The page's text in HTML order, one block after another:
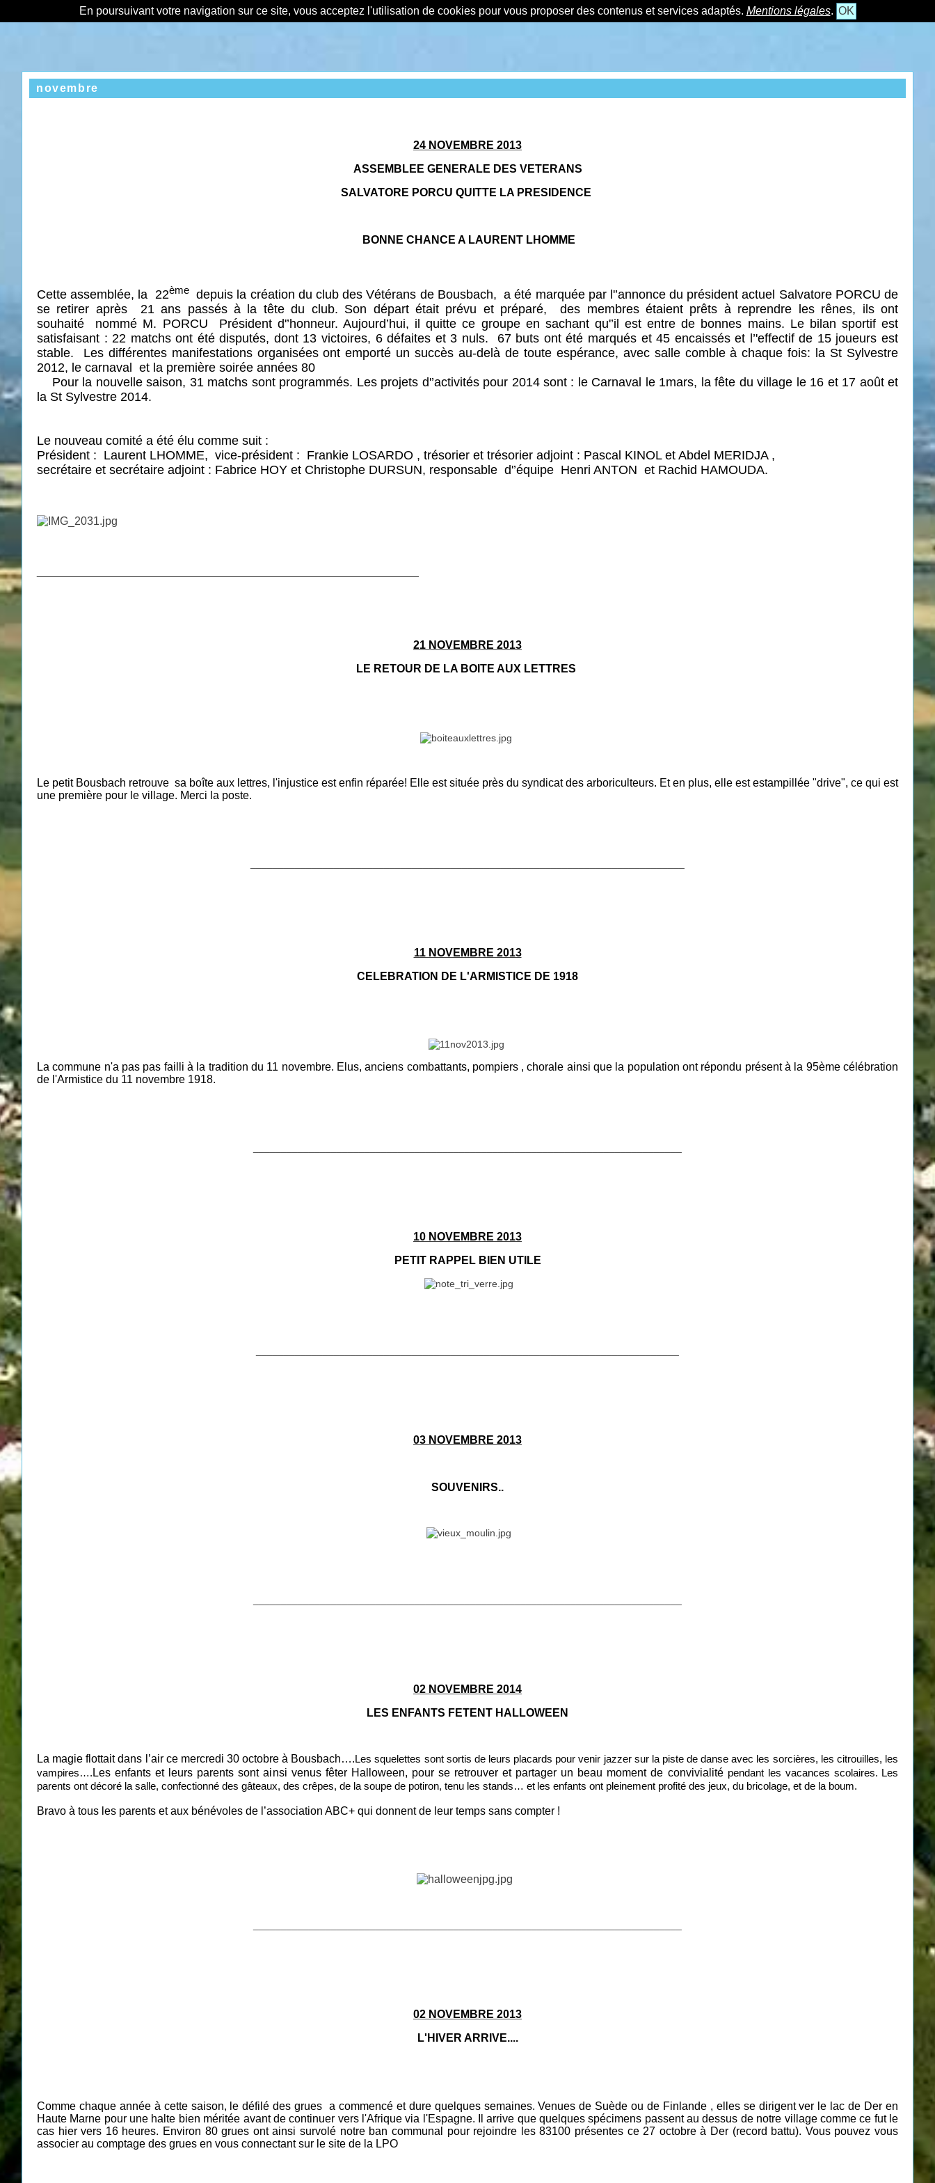
En poursuivant votre navigation sur ce site, vous acceptez l'utilisation de cookies pour vous proposer des contenus et services adaptés. Mentions légales. OK
novembre
24 NOVEMBRE 2013
ASSEMBLEE GENERALE DES VETERANS
SALVATORE PORCU QUITTE LA PRESIDENCE
BONNE CHANCE A LAURENT LHOMME
Cetteassemblée, la 22ème depuis la création du club des Vétérans de Bousbach, a été marquée par l'’annonce du président actuel Salvatore PORCU de
se retirer après
21 ans passés à la tête du club. Son départ était prévu et préparé,
des membres étaient prêts à reprendre les rênes, ils ont
souhaité
nommé M. PORCU
Président d'’honneur. Aujourd’hui, il quitte ce groupe en sachant qu'’il est entre de bonnes mains. Le bilan sportif est
satisfaisant : 22 matchs ont été disputés, dont 13 victoires, 6 défaites et 3 nuls.
67 buts ont été marqués et 45 encaissés et l’'effectif de 15 joueurs est
stable.
Les différentes manifestations organisées ont emporté un succès au-delà de toute espérance, avec salle comble à chaque fois: la St Sylvestre
2012, le carnaval
et la première soirée années 80
Pour la nouvelle saison, 31 matchs sont programmés. Les projets d'’activités pour 2014 sont : le Carnaval le 1mars, la fête du village le 16 et 17 août et
la St Sylvestre 2014.
Le nouveau comité a été élu comme suit :
Président : Laurent LHOMME, vice-président : Frankie LOSARDO , trésorier et trésorier adjoint : Pascal KINOL et Abdel MERIDJA ,
secrétaire et secrétaire adjoint : Fabrice HOY et Christophe DURSUN, responsable d'’équipe Henri ANTON et Rachid HAMOUDA.
21 NOVEMBRE 2013
LE RETOUR DE LA BOITE AUX LETTRES
Le petit Bousbach retrouve sa boîte aux lettres, l'injustice est enfin réparée! Elle est située près du syndicat des arboriculteurs. Et en plus, elle est estampillée "drive", ce qui est
une première pour le village. Merci la poste.
11 NOVEMBRE 2013
CELEBRATION DE L'ARMISTICE DE 1918
La commune n'a pas pas failli à la tradition du 11 novembre. Elus, anciens combattants, pompiers , chorale ainsi que la population ont répondu présent à la 95ème célébration
de l'Armistice du 11 novembre 1918.
10 NOVEMBRE 2013
PETIT RAPPEL BIEN UTILE
03 NOVEMBRE 2013
SOUVENIRS..
02 NOVEMBRE 2014
LES ENFANTS FETENT HALLOWEEN
La magie flottait dans l’air ce mercredi 30 octobre à Bousbach…. Les squelettes sont sortis de leurs placards pour venir jazzer sur la piste de danse avec les sorcières, les citrouilles, les
vampires…. Les enfants et leurs parents sont ainsi venus fêter Halloween, pour se retrouver et partager un beau moment de convivialité pendant les vacances scolaires. Les
parents ont décoré la salle, confectionné des gâteaux, des crêpes, de la soupe de potiron, tenu les stands… et les enfants ont pleinement profité des jeux, du bricolage, et de la boum.
Bravo à tous les parents et aux bénévoles de l’association ABC+ qui donnent de leur temps sans compter !
02 NOVEMBRE 2013
L'HIVER ARRIVE....
Comme chaque année à cette saison, le défilé des grues a commencé et dure quelques semaines. Venues de Suède ou de Finlande , elles se dirigent ver le lac de Der en
Haute Marne pour une halte bien méritée avant de continuer vers l'Afrique via l'Espagne. Il arrive que quelques spécimens passent au dessus de notre village comme ce fut le
cas hier vers 16 heures. Environ 80 grues ont ainsi survolé notre ban communal pour rejoindre les 83100 présentes ce 27 octobre à Der (record battu). Vous pouvez vous
associer au comptage des grues en vous connectant sur le site de la LPO